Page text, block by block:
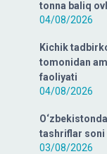
tonna baliq
04/08/2026
Kichik
tomonidan
faoliyati
04/08/2026
tashriflar soni
03/08/2026